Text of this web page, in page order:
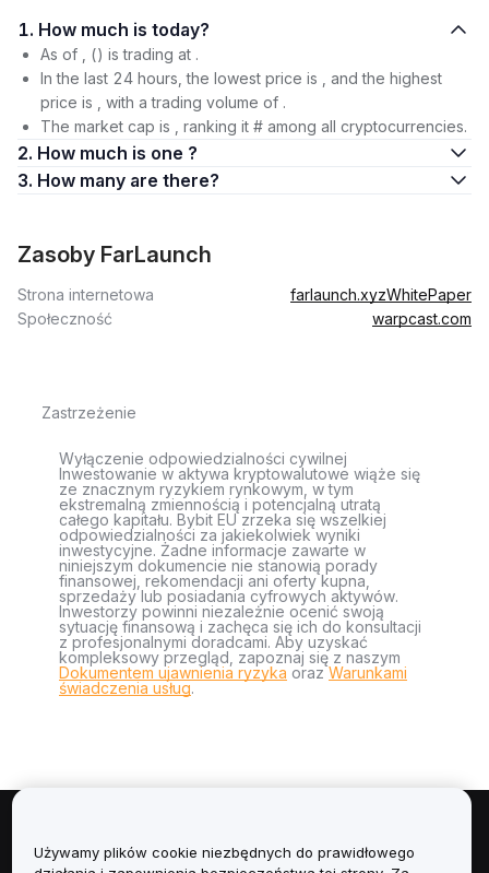
1. How much is today?
As of , () is trading at .
In the last 24 hours, the lowest price is , and the highest
price is , with a trading volume of .
The market cap is , ranking it # among all cryptocurrencies.
2. How much is one ?
3. How many are there?
Zasoby FarLaunch
Strona internetowa farlaunch.xyzWhitePaper
Społeczność
warpcast.com
Zastrzeżenie
Wyłączenie odpowiedzialności cywilnej
Inwestowanie w aktywa kryptowalutowe wiąże się
ze znacznym ryzykiem rynkowym, w tym
ekstremalną zmiennością i potencjalną utratą
całego kapitału. Bybit EU zrzeka się wszelkiej
odpowiedzialności za jakiekolwiek wyniki
inwestycyjne. Żadne informacje zawarte w
niniejszym dokumencie nie stanowią porady
finansowej, rekomendacji ani oferty kupna,
sprzedaży lub posiadania cyfrowych aktywów.
Inwestorzy powinni niezależnie ocenić swoją
sytuację finansową i zachęca się ich do konsultacji
z profesjonalnymi doradcami. Aby uzyskać
kompleksowy przegląd, zapoznaj się z naszym
Dokumentem ujawnienia ryzyka orazWarunkami
świadczenia usług.
Informacje
Używamy plików cookie niezbędnych do prawidłowego